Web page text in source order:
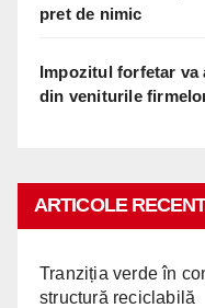
pret de nimic
Impozitul forfetar va
din veniturile
ARTICOLE
Tranziția verde în
structură reciclabilă